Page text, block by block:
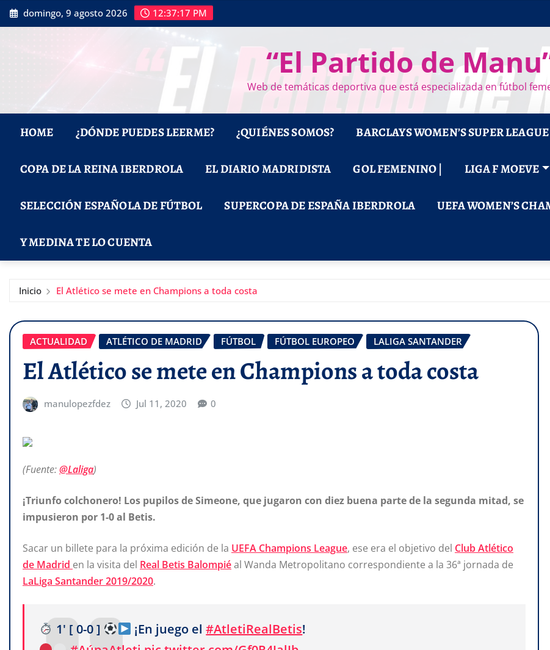
Saltar
al
domingo, 9 agosto 2026 12:37:17 PM
“El Partido de
Web de temáticas deportiva que está especializada en fútbol
HOME ¿DÓNDE PUEDES LEERME? ¿QUIÉNES SOMOS? BARCLAYS WOMEN’S SUPER LEAGUE
COPA DE LA REINA IBERDROLA EL DIARIO MADRIDISTA GOL FEMENINO | LIGA F MOEVE
SELECCIÓN ESPAÑOLA DE FÚTBOL SUPERCOPA DE ESPAÑA IBERDROLA UEFA WOMEN’S
Y MEDINA TE LO CUENTA
Inicio El Atlético se mete en Champions a toda costa
ACTUALIDAD ATLÉTICO DE MADRID FÚTBOL FÚTBOL EUROPEO LALIGA SANTANDER
El Atlético se mete en Champions a toda costa
manulopezfdez Jul 11, 2020 0
(Fuente:@Laliga)
¡Triunfo colchonero! Los pupilos de Simeone, que jugaron con diez buena parte de la segunda mitad, se
impusieron por 1-0 al Betis.
Sacar un billete para la próxima edición de la UEFA Champions League, ese era el objetivo del Club Atlético
de Madrid en la visita del Real Betis Balompiéal Wanda Metropolitano correspondiente a la 36ª jornada de
LaLiga Santander 2019/2020.
1' [ 0-0 ] ¡En juego el#AtletiRealBetis!